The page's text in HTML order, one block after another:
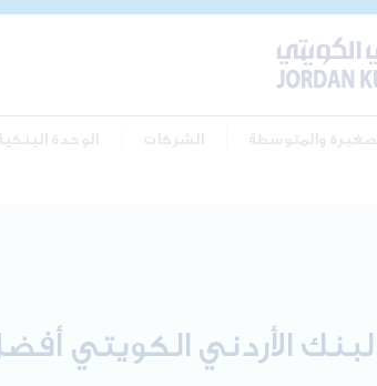
والمتوسطة الشركات الوحدة
الأردني الكويتي أفضل بنك في